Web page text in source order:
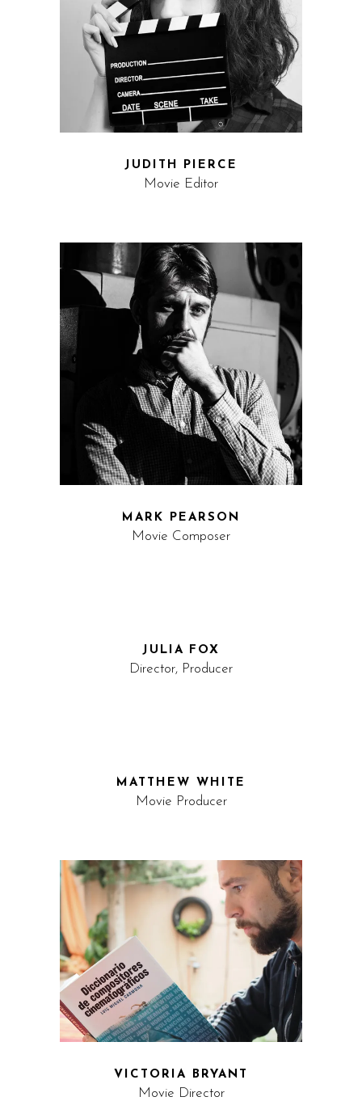
JUDITH PIERCE
Movie Editor
MARK PEARSON
Movie Composer
JULIA FOX
Director, Producer
MATTHEW WHITE
Movie Producer
VICTORIA BRYANT
Movie Director